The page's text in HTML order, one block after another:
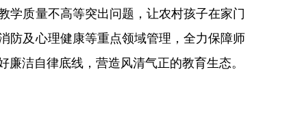
学质量不高等突出问题，让农村孩子在家门
防及心理健康等重点领域管理，全力保障师
洁自律底线，营造风清气正的教育生态。